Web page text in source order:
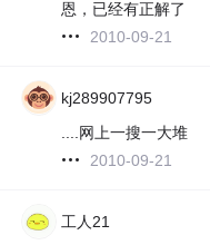
恩，已经有正解了
2010-09-21
kj289907795
....网上一搜一大堆
2010-09-21
工人21